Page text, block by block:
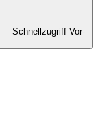
Schnellzugriff Vor-